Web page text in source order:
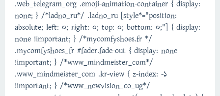
.web_telegram_org .emoji-animation-container { display:
none; } /*ladno_ru*/ .ladno_ru [style*="position:
absolute; left: 0; right: 0; top: 0; bottom: 0;"] { display:
none !important; } /*mycomfyshoes.fr */
.mycomfyshoes_fr #fader.fade-out { display: none
!important; } /*www_mindmeister_com*/
.www_mindmeister_com .kr-view { z-index: -1
!important; } /*www_newvision_co_ug*/